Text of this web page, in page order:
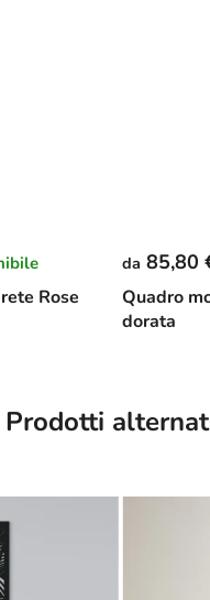
Rose
Quadro
dorata
da 85,80
Prodotti